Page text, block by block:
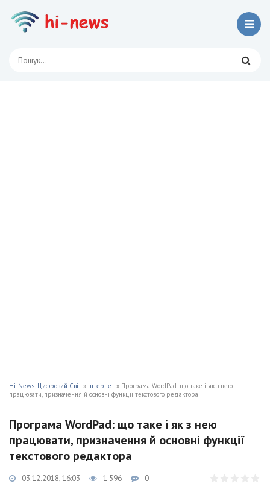
Hi-News: Цифровий Світ » Інтернет » Програма WordPad: що таке і як з нею
працювати, призначення й основні функції текстового редактора
Програма WordPad: що таке і як з нею
працювати, призначення й основні функції
текстового редактора
03.12.2018, 16:03 1 596 0